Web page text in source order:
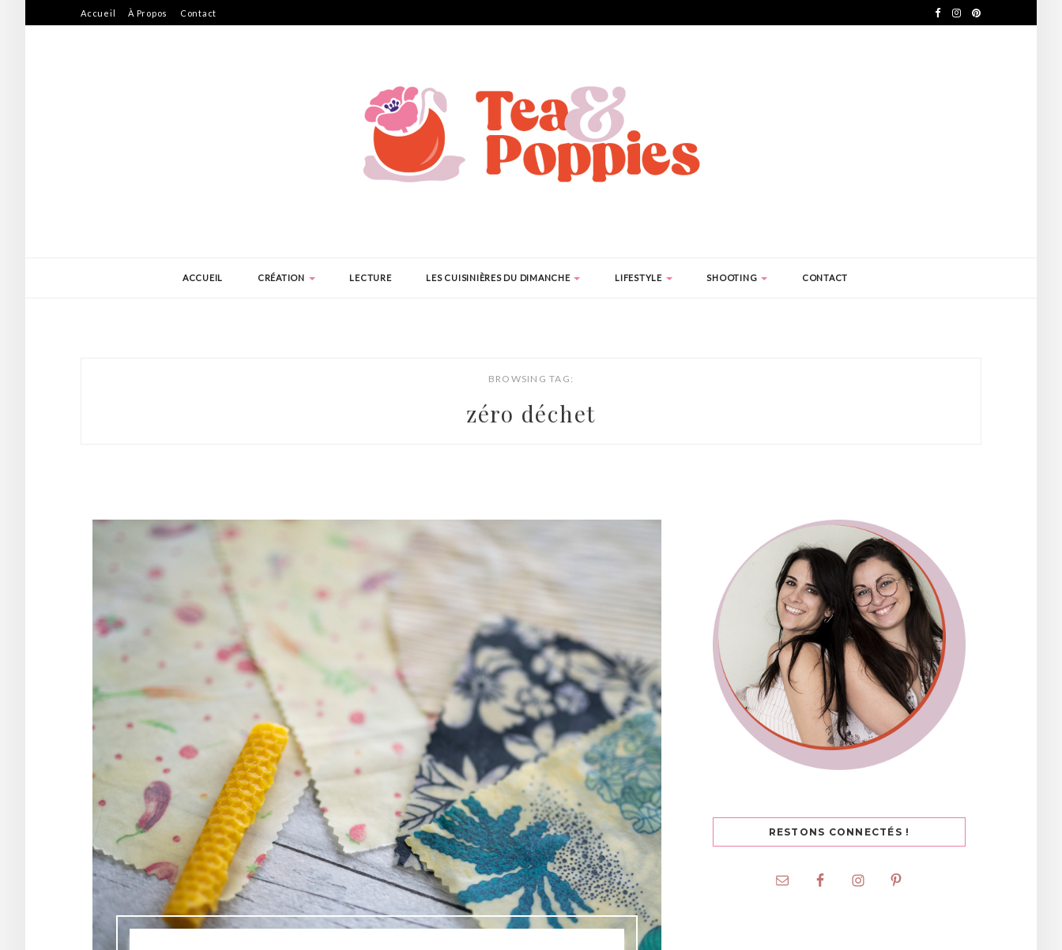
Accueil À Propos Contact
ACCUEIL CRÉATION LECTURE LES CUISINIÈRES DU DIMANCHE LIFESTYLE SHOOTING CONTACT
BROWSING TAG:
zéro déchet
RESTONS CONNECTÉS !